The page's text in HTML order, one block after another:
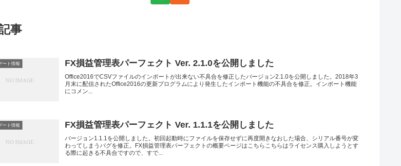
事
ート情報 FX損益管理表パーフェクト Ver. 2.1.0を公開しました
Office2016でCSVファイルのインポートが出来ない不具合を修正したバージョン2.1.0を公開しました。2018年3
月末に配信されたOffice2016の更新プログラムにより発生したインポート機能の不具合を修正。インポート機能
にコメン...
ート情報 FX損益管理表パーフェクト Ver. 1.1.1を公開しました
バージョン1.1.1を公開しました。初回起動時にファイルを保存せずに再度開きなおした場合、シリアル番号が変
わってしまうバグを修正。FX損益管理表パーフェクトの概要ページはこちらこちらはライセンス購入しようとす
る際に起きる不具合ですので、すで...